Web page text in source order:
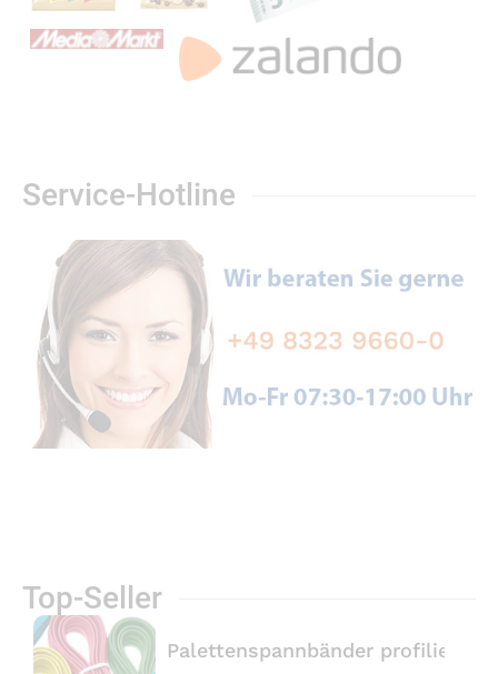
Service-Hotline
Top-Seller
Palettenspannbänder profiliert